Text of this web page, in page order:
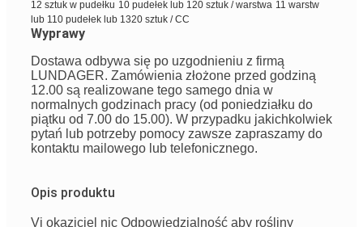
12 sztuk w pudełku 10 pudełek lub 120 sztuk / warstwa 11 warstw
lub 110 pudełek lub 1320 sztuk / CC
Wyprawy
Dostawa odbywa się po uzgodnieniu z firmą
LUNDAGER. Zamówienia złożone przed godziną
12.00 są realizowane tego samego dnia w
normalnych godzinach pracy (od poniedziałku do
piątku od 7.00 do 15.00). W przypadku jakichkolwiek
pytań lub potrzeby pomocy zawsze zapraszamy do
kontaktu mailowego lub telefonicznego.
Opis produktu
Vi okaziciel nic Odpowiedzialność aby rośliny